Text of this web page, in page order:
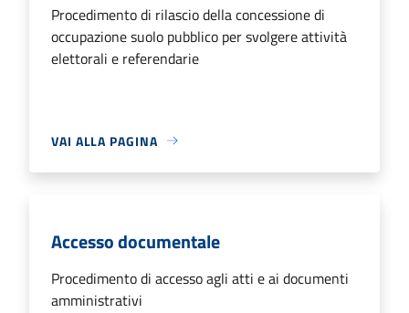
Procedimento di rilascio della concessione di
occupazione suolo pubblico per svolgere attività
elettorali e referendarie
VAI ALLA PAGINA
Accesso documentale
Procedimento di accesso agli atti e ai documenti
amministrativi